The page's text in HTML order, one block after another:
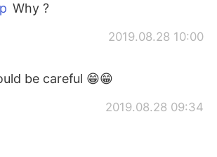
Why ?
2019.08.28 10:00
be careful 😁😁
2019.08.28 09:34